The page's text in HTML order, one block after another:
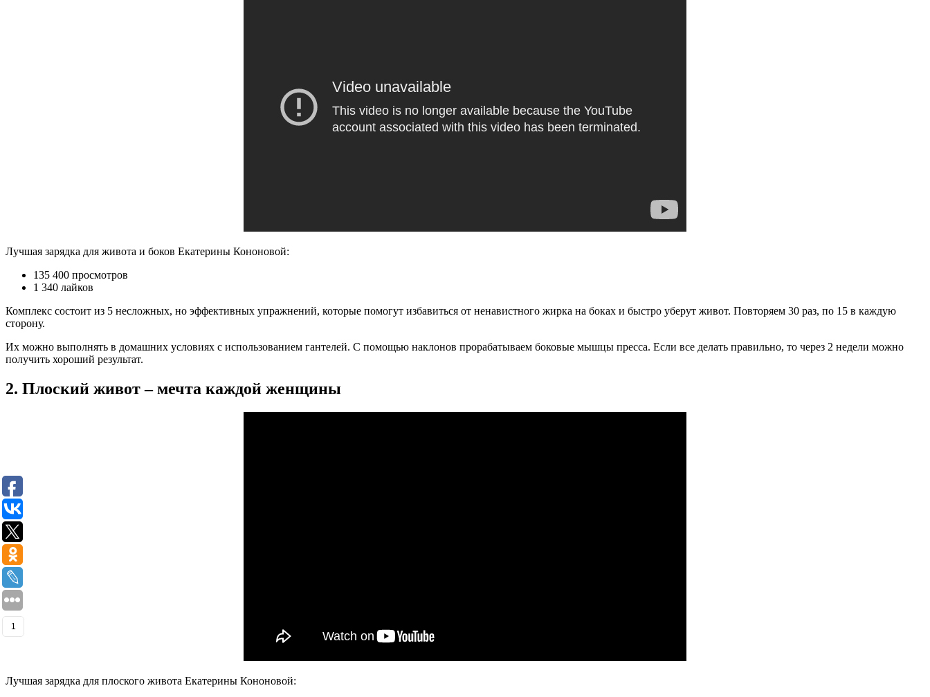
Лучшая зарядка для живота и боков Екатерины Кононовой:
135 400 просмотров
1 340 лайков
Комплекс состоит из 5 несложных, но эффективных упражнений, которые помогут избавиться от ненавистного жирка на боках и быстро уберут живот. Повторяем 30 раз, по 15 в каждую
сторону.
Их можно выполнять в домашних условиях с использованием гантелей. С помощью наклонов прорабатываем боковые мышцы пресса. Если все делать правильно, то через 2 недели можно
получить хороший результат.
2. Плоский живот – мечта каждой женщины
Лучшая зарядка для плоского живота Екатерины Кононовой:
1